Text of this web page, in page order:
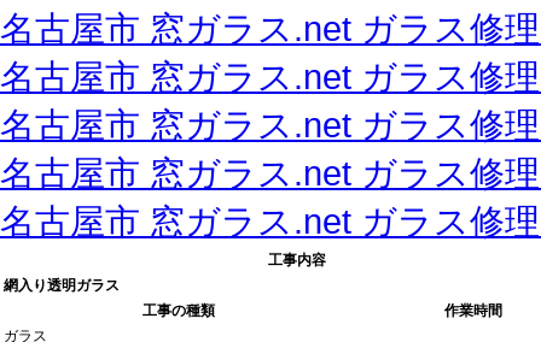
名古屋市 窓ガラス.net ガラス修
名古屋市 窓ガラス.net ガラス修
名古屋市 窓ガラス.net ガラス修
名古屋市 窓ガラス.net ガラス修
名古屋市 窓ガラス.net ガラス修
工事内容
網入り透明ガラス
工事の種類
作業時間
ガラス